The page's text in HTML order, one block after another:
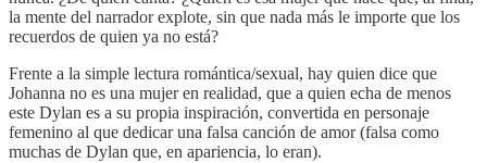
la mente del narrador explote, sin que nada más le importe que los
recuerdos de quien ya no está?
Frente a la simple lectura romántica/sexual, hay quien dice que
Johanna no es una mujer en realidad, que a quien echa de menos
este Dylan es a su propia inspiración, convertida en personaje
femenino al que dedicar una falsa canción de amor (falsa como
muchas de Dylan que, en apariencia, lo eran).